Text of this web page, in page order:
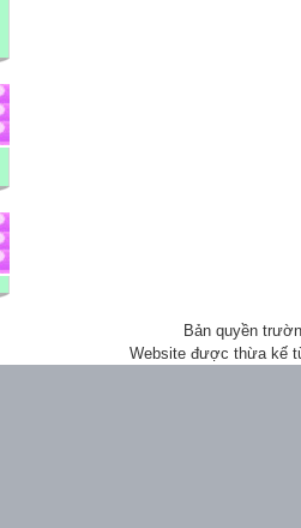
Bản quyền
Website được thừa kế